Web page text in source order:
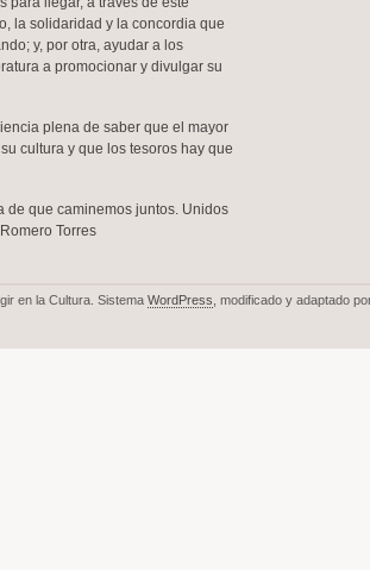
la solidaridad y la concordia que
y, por otra, ayudar a los
a promocionar y divulgar su
plena de saber que el mayor
cultura y que los tesoros hay que
de que caminemos juntos. Unidos
Torres
en la Cultura. Sistema WordPress , modificado y adaptado